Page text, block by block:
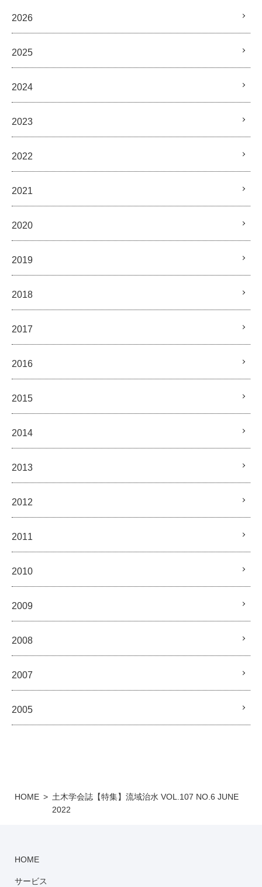
2026
2025
2024
2023
2022
2021
2020
2019
2018
2017
2016
2015
2014
2013
2012
2011
2010
2009
2008
2007
2005
HOME
土木学会誌【特集】流域治水 VOL.107 NO.6 JUNE
2022
HOME
サービス